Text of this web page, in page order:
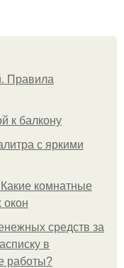
Правила
к балкону
с яркими
комнатные
окон
средств за
в
работы?